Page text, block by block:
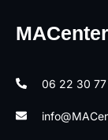
06 22 30